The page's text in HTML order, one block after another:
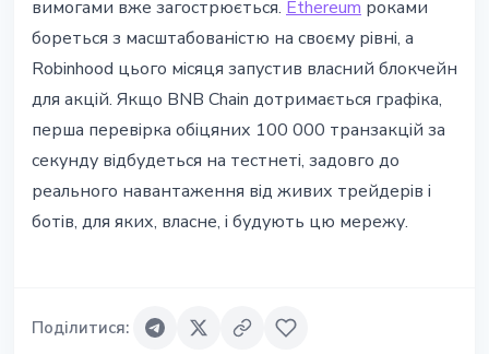
вимогами вже загострюється. Ethereum роками
бореться з масштабованістю на своєму рівні, а
Robinhood цього місяця запустив власний блокчейн
для акцій. Якщо BNB Chain дотримається графіка,
перша перевірка обіцяних 100 000 транзакцій за
секунду відбудеться на тестнеті, задовго до
реального навантаження від живих трейдерів і
ботів, для яких, власне, і будують цю мережу.
Поділитися: